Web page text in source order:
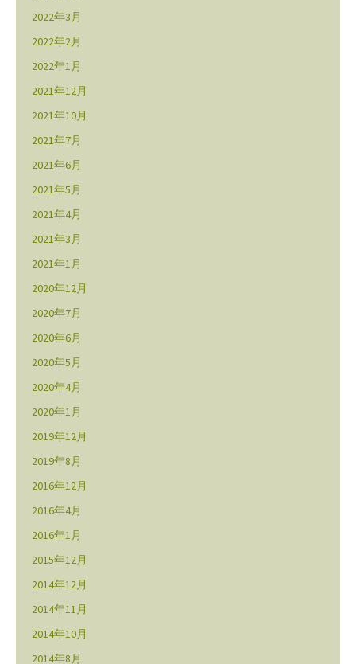
2022年3月
2022年2月
2022年1月
2021年12月
2021年10月
2021年7月
2021年6月
2021年5月
2021年4月
2021年3月
2021年1月
2020年12月
2020年7月
2020年6月
2020年5月
2020年4月
2020年1月
2019年12月
2019年8月
2016年12月
2016年4月
2016年1月
2015年12月
2014年12月
2014年11月
2014年10月
2014年8月